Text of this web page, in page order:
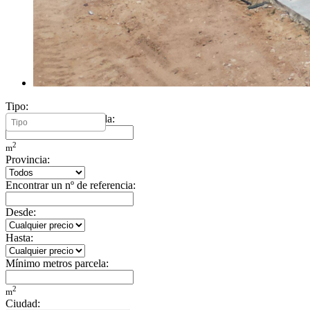
Tipo:
Mínimo metros vivienda:
m2
Provincia:
Encontrar un nº de referencia:
Desde:
Hasta:
Mínimo metros parcela:
m2
Ciudad: